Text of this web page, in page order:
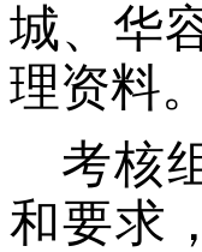
城、华
理资料。
考核
和要求